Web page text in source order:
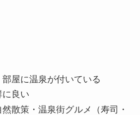
屋に温泉が付いている
良い
散策・温泉街グルメ（寿司・